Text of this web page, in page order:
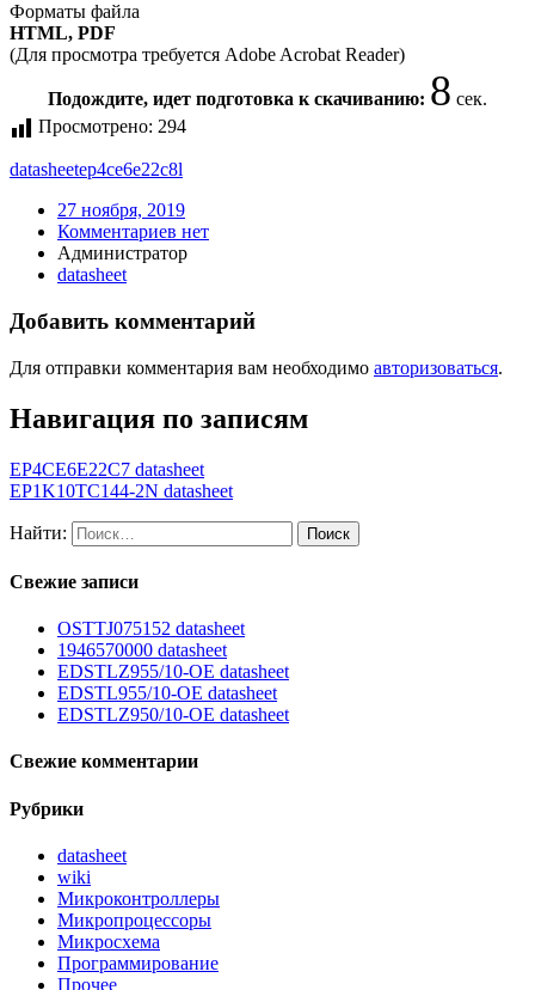
Форматы файла
HTML, PDF
(Для просмотра требуется Adobe Acrobat Reader)
Подождите, идет подготовка к скачиванию: 8 сек.
Просмотрено: 294
datasheetep4ce6e22c8l
27 ноября, 2019
Комментариев нет
Администратор
datasheet
Добавить комментарий
Для отправки комментария вам необходимо авторизоваться.
Навигация по записям
EP4CE6E22C7 datasheet
EP1K10TC144-2N datasheet
Найти:
Свежие записи
OSTTJ075152 datasheet
1946570000 datasheet
EDSTLZ955/10-OE datasheet
EDSTL955/10-OE datasheet
EDSTLZ950/10-OE datasheet
Свежие комментарии
Рубрики
datasheet
wiki
Микроконтроллеры
Микропроцессоры
Микросхема
Программирование
Прочее